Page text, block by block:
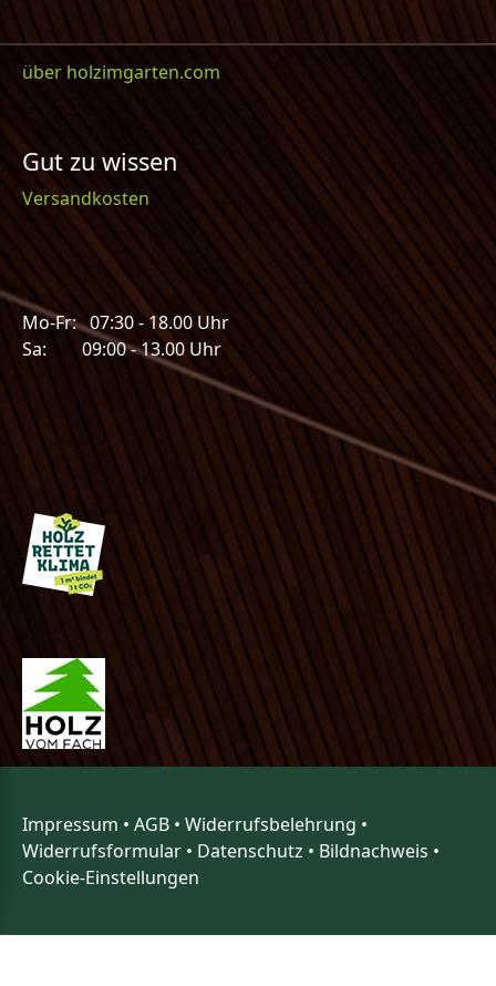
über holzimgarten.com
Gut zu wissen
Versandkosten
Mo-Fr: 07:30 - 18.00 Uhr
Sa: 09:00 - 13.00 Uhr
Impressum • AGB • Widerrufsbelehrung •
Widerrufsformular • Datenschutz • Bildnachweis •
Cookie-Einstellungen